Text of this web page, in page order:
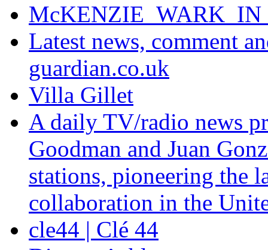
Latest news, comment
guardian.co.uk
Villa Gillet
A daily TV/radio news
Goodman and Juan
stations, pioneering the
collaboration in the
cle44 | Clé 44